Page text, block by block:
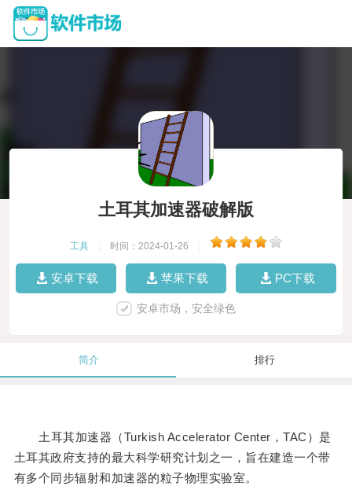
土耳其加速器破解版
工具 时间：2024-01-26
安卓下载 苹果下载 PC下载
安卓市场，安全绿色
简介 排行
土耳其加速器（Turkish Accelerator Center，TAC）是
土耳其政府支持的最大科学研究计划之一，旨在建造一个带
有多个同步辐射和加速器的粒子物理实验室。